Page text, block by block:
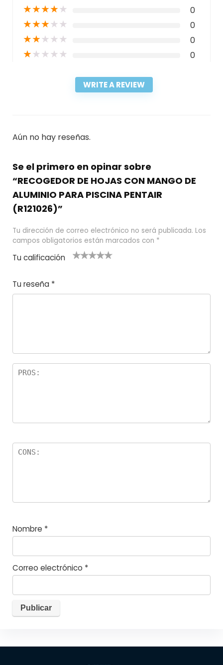
★★★★★ 0
★★★★★ 0
★★★★★ 0
★★★★★ 0
WRITE A REVIEW
Aún no hay reseñas.
Se el primero en opinar sobre
“RECOGEDOR DE HOJAS CON MANGO DE
ALUMINIO PARA PISCINA PENTAIR
(R121026)”
Tu dirección de correo electrónico no será publicada. Los
campos obligatorios están marcados con *
Tu calificación
e
el
5
las
s
Tu reseña *
Nombre *
Correo electrónico *